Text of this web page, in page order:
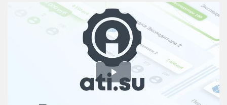
Региональная
логистика
ЭДО, ИТ в
логистике
Дороги,
инфраструктура
Логистика, грузы